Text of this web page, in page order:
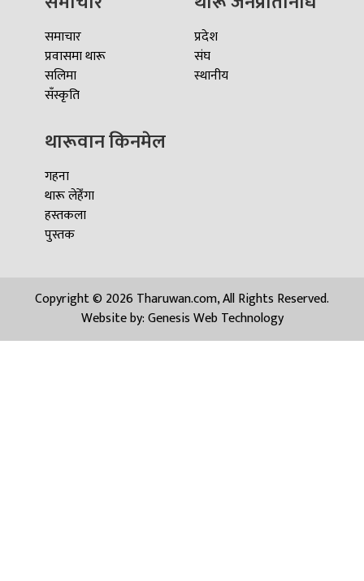
समाचार
प्रवासमा थारू
सलिमा
सँस्कृति
प्रदेश
संघ
स्थानीय
थारूवान किनमेल
गहना
थारू लेहेँगा
हस्तकला
पुस्तक
Copyright © 2026 Tharuwan.com, All Rights Reserved.
Website by:Genesis Web Technology